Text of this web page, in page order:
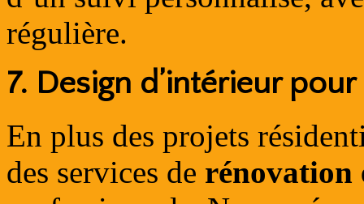
régulière.
7. Design d’intérieur
En plus des projets
des services de rénovation